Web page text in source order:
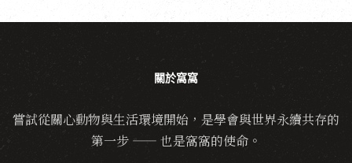
關於窩窩
嘗試從關心動物與生活環境開始，是學會與世界永續共存的
第一步 —— 也是窩窩的使命。